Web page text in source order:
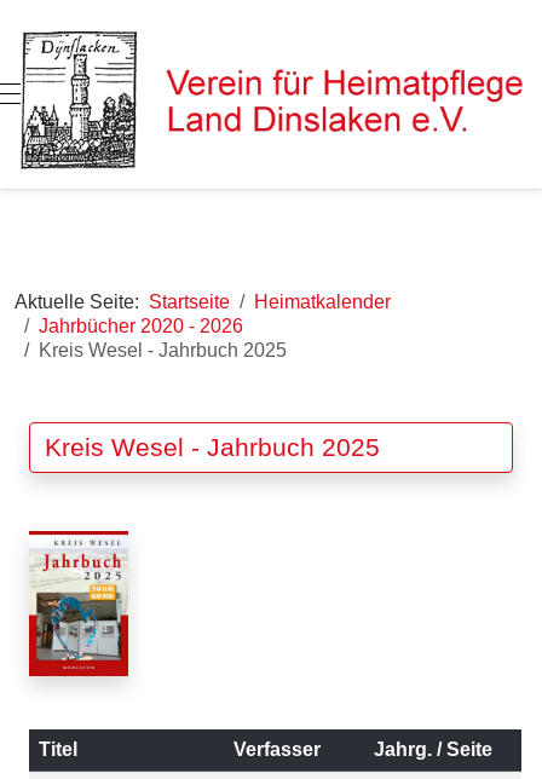
Mobile Menu Toggle
Aktuelle Seite: Startseite
Heimatkalender
Jahrbücher 2020 - 2026
Kreis Wesel - Jahrbuch 2025
Kreis Wesel - Jahrbuch 2025
Titel Verfasser Jahrg. / Seite